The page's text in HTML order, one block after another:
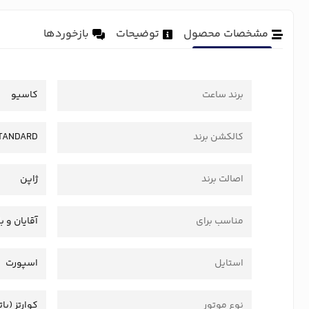
مشخصات محصول توضیحات بازخوردها
برند ساعت کاسیو
کالکشن برند
اصالت برند ژاپن
مناسب برای آقایان و
استایل اسپورت
نوع موتور کوارتز